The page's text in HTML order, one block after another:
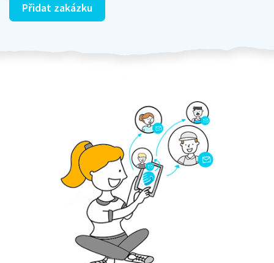
Přidat zakázku